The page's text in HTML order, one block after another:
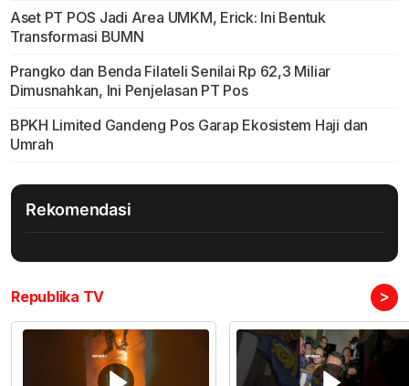
Aset PT POS Jadi Area UMKM, Erick: Ini Bentuk
Transformasi BUMN
Prangko dan Benda Filateli Senilai Rp 62,3 Miliar
Dimusnahkan, Ini Penjelasan PT Pos
BPKH Limited Gandeng Pos Garap Ekosistem Haji dan
Umrah
Rekomendasi
Republika TV >